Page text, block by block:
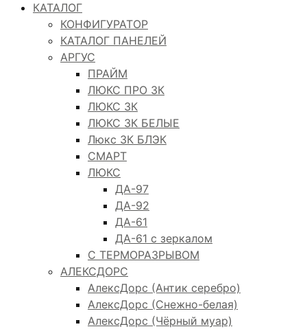
КАТАЛОГ
КОНФИГУРАТОР
КАТАЛОГ ПАНЕЛЕЙ
АРГУС
ПРАЙМ
ЛЮКС ПРО 3К
ЛЮКС 3К
ЛЮКС 3К БЕЛЫЕ
Люкс 3К БЛЭК
СМАРТ
ЛЮКС
ДА-97
ДА-92
ДА-61
ДА-61 с зеркалом
С ТЕРМОРАЗРЫВОМ
АЛЕКСДОРС
АлексДорс (Антик серебро)
АлексДорс (Снежно-белая)
АлексДорс (Чёрный муар)